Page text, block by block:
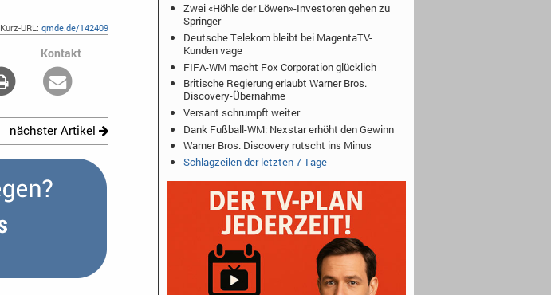
Kurz-URL:qmde.de/142409
Kontakt
nächster Artikel
Zwei «Höhle der Löwen»-Investoren gehen zu
Springer
Deutsche Telekom bleibt bei MagentaTV-
Kunden vage
FIFA-WM macht Fox Corporation glücklich
Britische Regierung erlaubt Warner Bros.
Discovery-Übernahme
Versant schrumpft weiter
Dank Fußball-WM: Nexstar erhöht den Gewinn
Warner Bros. Discovery rutscht ins Minus
Schlagzeilen der letzten 7 Tage